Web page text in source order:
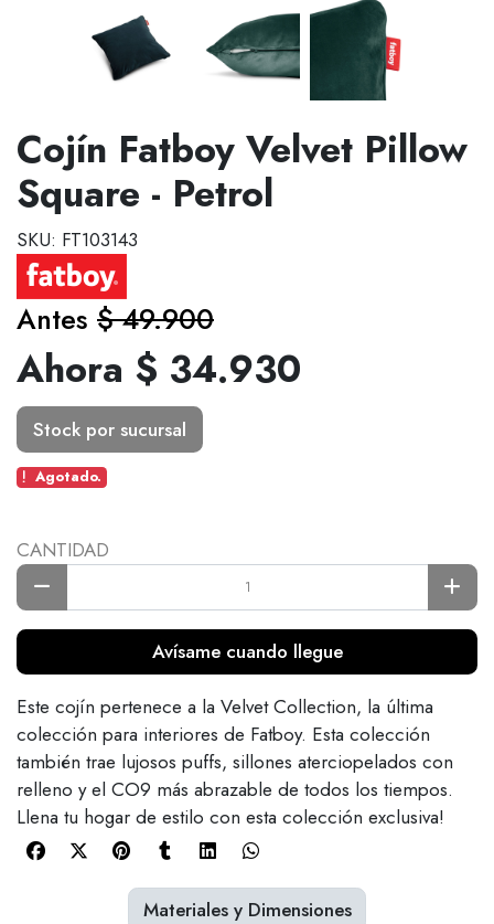
Cojín Fatboy Velvet Pillow
Square - Petrol
SKU: FT103143
Antes $ 49.900
Ahora $ 34.930
Stock por sucursal
Agotado.
CANTIDAD
Avísame cuando llegue
Este cojín pertenece a la Velvet Collection, la última
colección para interiores de Fatboy. Esta colección
también trae lujosos puffs, sillones aterciopelados con
relleno y el CO9 más abrazable de todos los tiempos.
Llena tu hogar de estilo con esta colección exclusiva!
Materiales y Dimensiones